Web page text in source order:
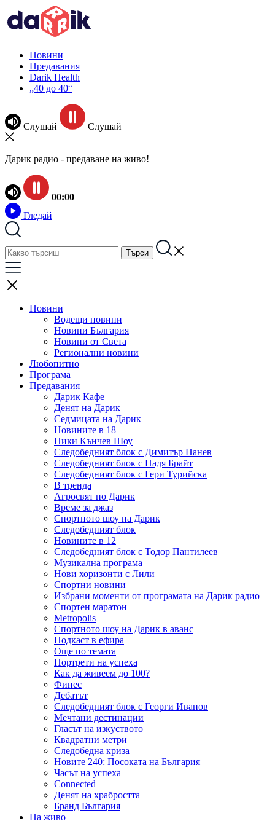
Новини
Предавания
Darik Health
„40 до 40“
Слушай Слушай
Дарик радио - предаване на живо!
00:00
Гледай
Новини
Водещи новини
Новини България
Новини от Света
Регионални новини
Любопитно
Програма
Предавания
Дарик Кафе
Денят на Дарик
Седмицата на Дарик
Новините в 18
Ники Кънчев Шоу
Следобедният блок с Димитър Панев
Следобедният блок с Надя Брайт
Следобедният блок с Гери Турийска
В тренда
Агросвят по Дарик
Време за джаз
Спортното шоу на Дарик
Следобедният блок
Новините в 12
Следобедният блок с Тодор Пантилеев
Музикална програма
Нови хоризонти с Лили
Спортни новини
Избрани моменти от програмата на Дарик радио
Спортен маратон
Metropolis
Спортното шоу на Дарик в аванс
Подкаст в ефира
Още по темата
Портрети на успеха
Как да живеем до 100?
Финес
Дебатът
Следобедният блок с Георги Иванов
Мечтани дестинации
Гласът на изкуството
Квадратни метри
Следобедна криза
Новите 240: Посоката на България
Часът на успеха
Connected
Денят на храбростта
Бранд България
На живо